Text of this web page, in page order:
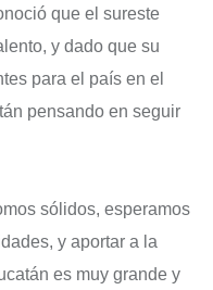
que el sureste
y dado que su
para el país en el
pensando en seguir
sólidos, esperamos
y aportar a la
es muy grande y